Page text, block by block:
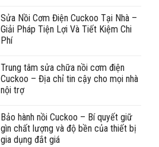
Sửa Nồi Cơm Điện Cuckoo Tại Nhà –
Giải Pháp Tiện Lợi Và Tiết Kiệm Chi
Phí
Trung tâm sửa chữa nồi cơm điện
Cuckoo – Địa chỉ tin cậy cho mọi nhà
nội trợ
Bảo hành nồi Cuckoo – Bí quyết giữ
gìn chất lượng và độ bền của thiết bị
gia dụng đắt giá